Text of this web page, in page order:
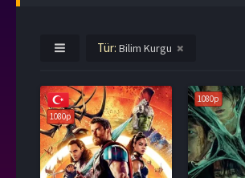
Tür: Bilim Kurgu
1080p
1080p